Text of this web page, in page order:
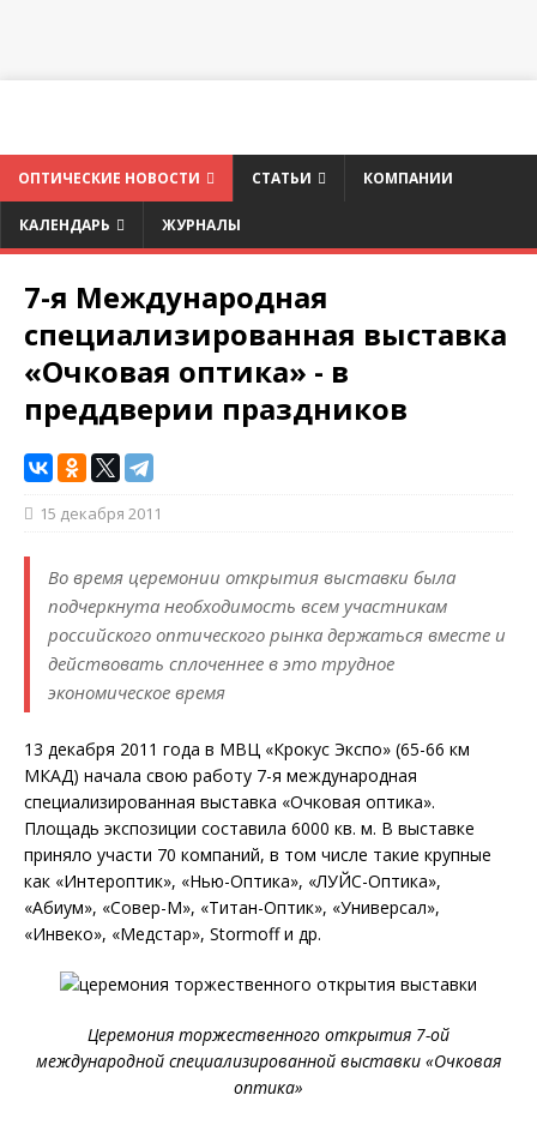
ОПТИЧЕСКИЕ НОВОСТИ СТАТЬИ КОМПАНИИ
КАЛЕНДАРЬ ЖУРНАЛЫ
7-я Международная
специализированная выставка
«Очковая оптика» - в
преддверии праздников
15 декабря 2011
Во время церемонии открытия выставки была
подчеркнута необходимость всем участникам
российского оптического рынка держаться вместе и
действовать сплоченнее в это трудное
экономическое время
13 декабря 2011 года в МВЦ «Крокус Экспо» (65-66 км
МКАД) начала свою работу 7-я международная
специализированная выставка «Очковая оптика».
Площадь экспозиции составила 6000 кв. м. В выставке
приняло участи 70 компаний, в том числе такие крупные
как «Интероптик», «Нью-Оптика», «ЛУЙС-Оптика»,
«Абиум», «Совер-М», «Титан-Оптик», «Универсал»,
«Инвеко», «Медстар», Stormoff и др.
Церемония торжественного открытия 7-ой
международной специализированной выставки «Очковая
оптика»